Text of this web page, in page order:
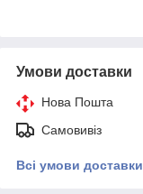
Умови доставки
Нова Пошта
Самовивіз
Всі умови доставки